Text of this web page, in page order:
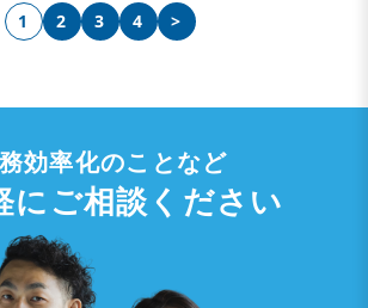
1 2 3 4 >
効率化のことなど
にご相談ください